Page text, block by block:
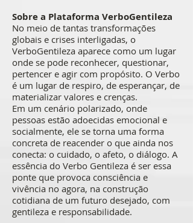
Sobre a Plataforma VerboGentileza
No meio de tantas transformações
globais e crises interligadas, o
VerboGentileza aparece como um lugar
onde se pode reconhecer, questionar,
pertencer e agir com propósito. O Verbo
é um lugar de respiro, de esperançar, de
materializar valores e crenças.
Em um cenário polarizado, onde
pessoas estão adoecidas emocional e
socialmente, ele se torna uma forma
concreta de reacender o que ainda nos
conecta: o cuidado, o afeto, o diálogo. A
essência do Verbo Gentileza é ser essa
ponte que provoca consciência e
vivência no agora, na construção
cotidiana de um futuro desejado, com
gentileza e responsabilidade.